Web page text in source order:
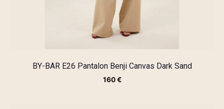
BY-BAR E26 Pantalon Benji Canvas Dark Sand
160€